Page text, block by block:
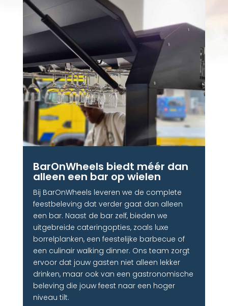
BarOnWheels biedt méér dan
alleen een bar op wielen
Bij BarOnWheels leveren we de complete
feestbeleving dat verder gaat dan alleen
een bar. Naast de bar zelf, bieden we
uitgebreide cateringopties, zoals luxe
borrelplanken, een feestelijke barbecue of
een culinair walking dinner. Ons team zorgt
ervoor dat jouw gasten niet alleen lekker
drinken, maar ook van een gastronomische
beleving die jouw feest naar een hoger
niveau tilt.